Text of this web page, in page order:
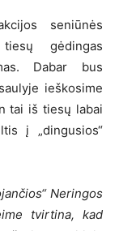
seniūnės
gėdingas
Dabar bus
ieškosime
tai iš tiesų labai
į „dingusios“
Neringos
tvirtina, kad